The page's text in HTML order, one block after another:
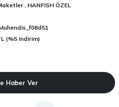
, HANFISH ÖZEL
(%5 indirim)
Haber Ver